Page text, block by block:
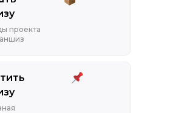
проекта